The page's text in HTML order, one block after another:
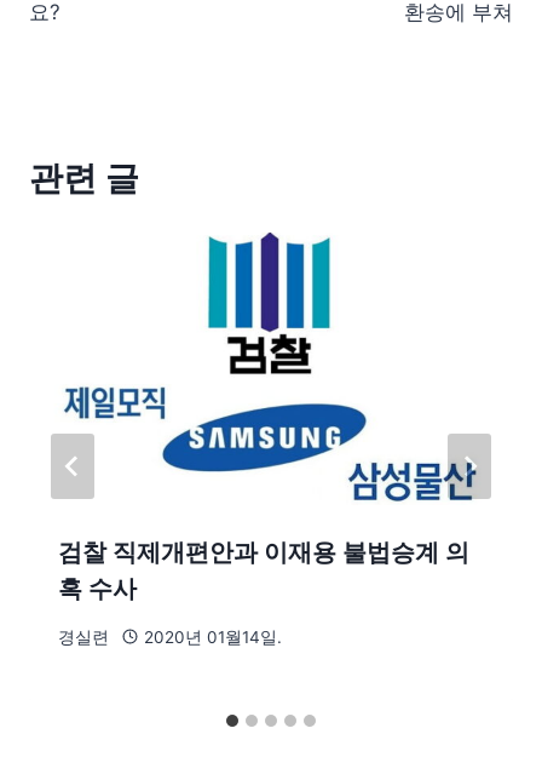
요? 환송에 부쳐
관련 글
검찰 직제개편안과 이재용 불법승계 의
혹 수사
경실련 2020년 01월14일.